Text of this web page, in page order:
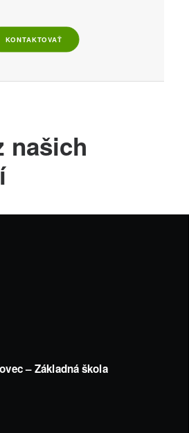
KONTAKTOVAŤ
našich
– Základná škola